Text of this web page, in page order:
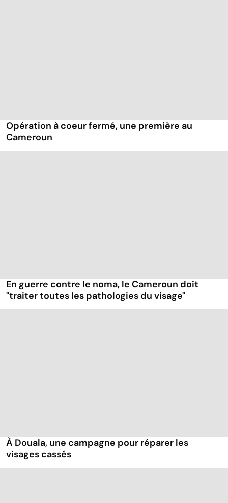
Opération à coeur fermé, une première au
Cameroun
En guerre contre le noma, le Cameroun doit
"traiter toutes les pathologies du visage"
À Douala, une campagne pour réparer les
visages cassés